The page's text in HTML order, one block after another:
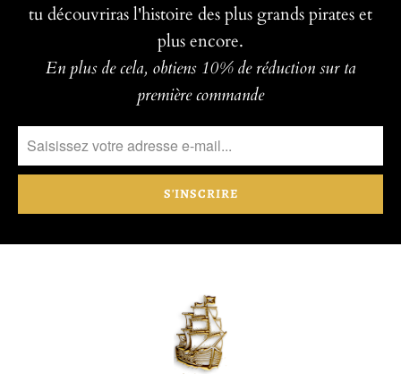
tu découvriras l'histoire des plus grands pirates et
plus encore.
En plus de cela, obtiens 10% de réduction sur ta
première commande